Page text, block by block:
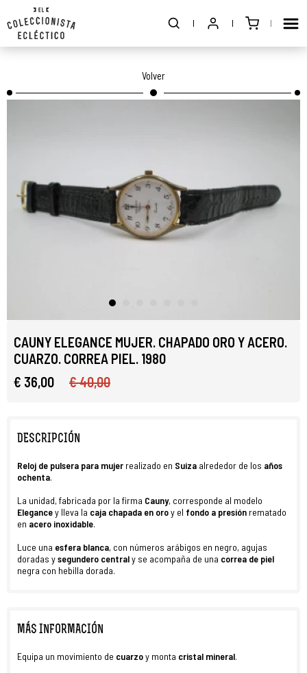
Volver
CAUNY ELEGANCE MUJER. CHAPADO ORO Y ACERO.
CUARZO. CORREA PIEL. 1980
€ 36,00
€ 40,00
DESCRIPCIÓN
Reloj de pulsera para mujer realizado en Suiza alrededor de los años
ochenta.
La unidad, fabricada por la firma Cauny, corresponde al modelo
Elegancey lleva la caja chapada en oroy el fondo a presión rematado
en acero inoxidable.
Luce una esfera blanca, con números arábigos en negro, agujas
doradas ysegundero centraly se acompaña de una correa de piel
negra con hebilla dorada.
MÁS INFORMACIÓN
Equipa un movimiento de cuarzoy monta cristal mineral.